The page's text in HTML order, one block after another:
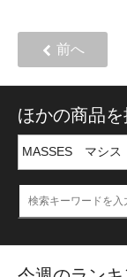
前へ
ほかの商品を